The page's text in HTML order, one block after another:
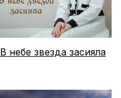
В небе звезда засияла